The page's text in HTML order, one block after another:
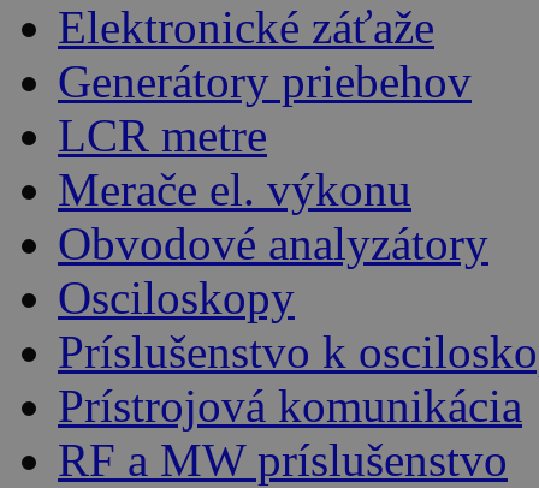
Elektronické záťaže
Generátory priebehov
LCR metre
Merače el. výkonu
Obvodové analyzátory
Osciloskopy
Príslušenstvo k
Prístrojová komunikácia
RF a MW príslušenstvo